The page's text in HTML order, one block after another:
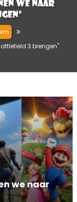
we naar
3 brengen"
we naar